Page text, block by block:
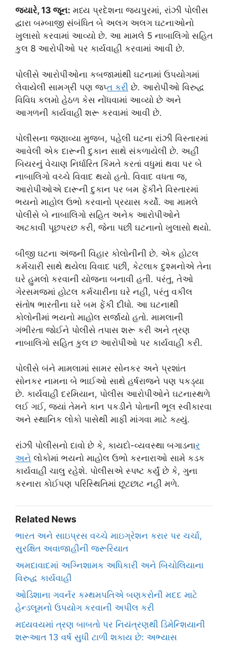
જ્યારે, 13 જૂન: મધ્ય પ્રદેશના જયપુરમાં, રાંઝી પોલીસ
દ્વારા બમ્બાજી સંબંધિત બે અલગ અલગ ઘટનાઓનો
ખુલાસો કરવામાં આવ્યો છે. આ મામલે 5 નાબાલિગો સહિત
કુલ 8 આરોપીઓ પર કાર્યવાહી કરવામાં આવી છે.
પોલીસે આરોપીઓના કબજામાંથી ઘટનામાં ઉપયોગમાં
લેવાયેલી સામગ્રી પણ જપ્ત કર ી છે. આરોપીઓ વિરુદ્ધ
વિવિધ કલમો હેઠળ કેસ નોંધવામાં આવ્યો છે અને
આગળની કાર્યવાહી શરૂ કરવામાં આવી છે.
પોલીસના જણાવ્યા મુજબ, પહેલી ઘટના રાંઝી વિસ્તારમાં
આવેલી એક દારૂની દુકાન સાથે સંકળાયેલી છે. અહીં
બિયરનું વેચાણ નિર્ધારિત કિંમતે કરતાં વધુમાં થવા પર બે
નાબાલિગો વચ્ચે વિવાદ થયો હતો. વિવાદ વધતા જ,
આરોપીઓએ દારૂની દુકાન પર બમ ફેંકીને વિસ્તારમાં
ભયનો માહોલ ઉભો કરવાનો પ્રયાસ કર્યો. આ મામલે
પોલીસે બે નાબાલિગો સહિત અનેક આરોપીઓને
અટકાવી પૂછપરછ કરી, જેના પછી ઘટનાનો ખુલાસો થયો.
બીજી ઘટના અંજની વિહાર કોલોનીની છે. એક હોટલ
કર્મચારી સાથે થયેલા વિવાદ પછી, કેટલાક દુશ્મનોએ તેના
ઘરે હુમલો કરવાની યોજના બનાવી હતી. પરંતુ, તેઓ
ગેરસમજમાં હોટલ કર્મચારીના ઘરે નહીં, પરંતુ વકીલ
સંતોષ ભારતીના ઘરે બમ ફેંકી દીધો. આ ઘટનાથી
કોલોનીમાં ભયનો માહોલ સર્જાયો હતો. મામલાની
ગંભીરતા જોઈને પોલીસે તપાસ શરૂ કરી અને ત્રણ
નાબાલિગો સહિત કુલ છ આરોપીઓ પર કાર્યવાહી કરી.
પોલીસે બંને મામલામાં સામર સોનકર અને પ્રશાંત
સોનકર નામના બે ભાઈઓ સાથે હર્ષરાજને પણ પકડ્યા
છે. કાર્યવાહી દરમિયાન, પોલીસ આરોપીઓને ઘટનાસ્થળે
લઈ ગઈ, જ્યાં તેમને કાન પકડીને પોતાની ભૂલ સ્વીકારવા
અને સ્થાનિક લોકો પાસેથી માફી માંગવા માટે કહ્યું.
રાંઝી પોલીસનો દાવો છે કે, કાયદો-વ્યવસ્થા બગાડનાર
અન ે લોકોમાં ભયનો માહોલ ઉભો કરનારાઓ સામે કડક
કાર્યવાહી ચાલુ રહેશે. પોલીસએ સ્પષ્ટ કર્યું છે કે, ગુના
કરનારા કોઈપણ પરિસ્થિતિમાં છૂટછાટ નહીં મળે.
Related News
ભારત અને સાઇપ્રસ વચ્ચે માઇગ્રેશન કરાર પર ચર્ચા,
સુરક્ષિત અવાજાહીની જરૂરિયાત
અમદાવાદમાં અગ્નિશામક અધિકારી અને બિચોલિયાના
વિરુદ્ધ કાર્યવાહી
ઓડિશાના ગવર્નર કમ્થમપતિએ બણકરોની મદદ માટે
હેન્ડલૂમનો ઉપયોગ કરવાની અપીલ કરી
મધ્યવયમાં ત્રણ બાબતો પર નિયંત્રણથી ડિમેન્શિયાની
શરૂઆત 13 વર્ષ સુધી ટાળી શકાય છે: અભ્યાસ